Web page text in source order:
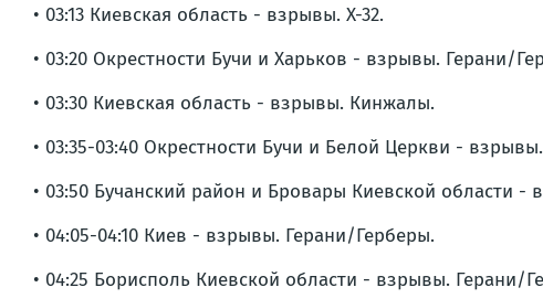
• 03:13 Киевская область - взрывы. Х-32.
• 03:20 Окрестности Бучи и Харьков - взрывы. Герани/
• 03:30 Киевская область - взрывы. Кинжалы.
• 03:35-03:40 Окрестности Бучи и Белой Церкви -
• 03:50 Бучанский район и Бровары Киевской области -
• 04:05-04:10 Киев - взрывы. Герани/Герберы.
• 04:25 Борисполь Киевской области - взрывы. Герани/